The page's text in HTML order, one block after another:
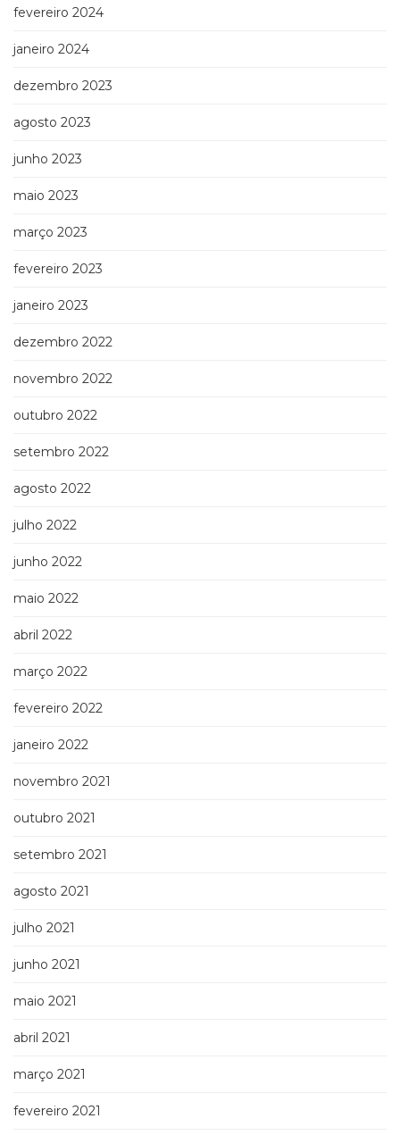
fevereiro 2024
janeiro 2024
dezembro 2023
agosto 2023
junho 2023
maio 2023
março 2023
fevereiro 2023
janeiro 2023
dezembro 2022
novembro 2022
outubro 2022
setembro 2022
agosto 2022
julho 2022
junho 2022
maio 2022
abril 2022
março 2022
fevereiro 2022
janeiro 2022
novembro 2021
outubro 2021
setembro 2021
agosto 2021
julho 2021
junho 2021
maio 2021
abril 2021
março 2021
fevereiro 2021